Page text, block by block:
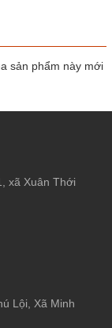
sản phẩm này mới
xã Xuân Thới
Lội, Xã Minh